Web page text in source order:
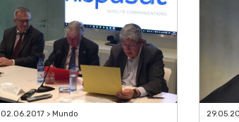
02.06.2017 > Mundo